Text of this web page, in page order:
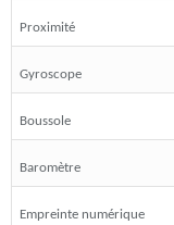
Proximité
Gyroscope
Boussole
Baromètre
Empreinte numérique